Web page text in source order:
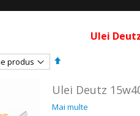
Ulei
Setați
Ulei Deutz
Mai multe